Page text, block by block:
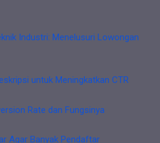
Industri: Menelusuri Lowongan
untuk Meningkatkan CTR
Rate dan Fungsinya
Agar Banyak Pendaftar